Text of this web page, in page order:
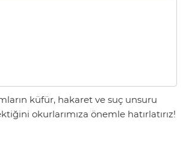
küfür, hakaret ve suç unsuru
okurlarımıza önemle hatırlatırız!